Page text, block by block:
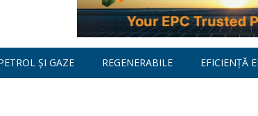
ȘI GAZE REGENERABILE EFICIENȚĂ